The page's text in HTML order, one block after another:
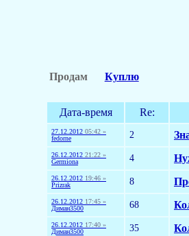
Продам Куплю
Дата-время Re:
27.12.2012 05:42 »
fedorne
2
26.12.2012 21:22 »
Germiona
4
26.12.2012 19:46 »
Prizrak
8
26.12.2012 17:45 »
Диман3500
68
26.12.2012 17:40 »
Диман3500
35